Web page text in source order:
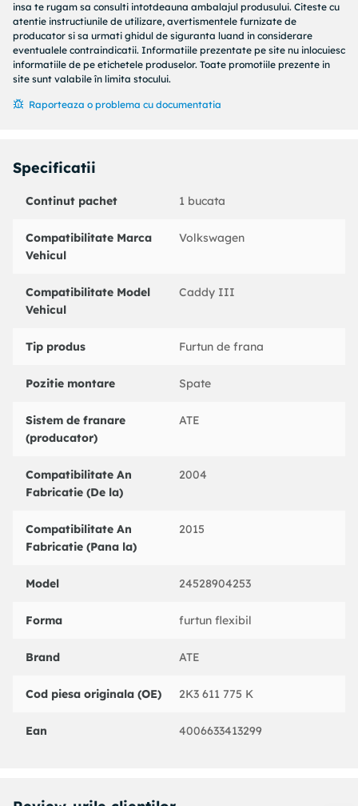
Lungime [mm] : 425
Filet interior 1 [mm] : M10x1
Filet interior 2 [mm] : M10x1
Deschidere cheie : 17
Cod MAPP disponibil :
pt. numar PR : 0E2
Numar bucati necesare : 2
Coduri echivalente:
: 331388
CORTECO : 19036999
NK : 8547143
insa te rugam sa consulti intotdeauna ambalajul produsului. Citeste cu
atentie instructiunile de utilizare, avertismentele furnizate de
producator si sa urmati ghidul de siguranta luand in considerare
eventualele contraindicatii. Informatiile prezentate pe site nu inlocuiesc
informatiile de pe etichetele produselor. Toate promotiile prezente in
site sunt valabile în limita stocului.
Raporteaza o problema cu documentatia
Specificatii
Continut pachet 1 bucata
Compatibilitate Marca
Vehicul
Volkswagen
Compatibilitate Model
Vehicul
Caddy III
Tip produs Furtun de frana
Pozitie montare Spate
Sistem de franare
(producator)
ATE
Compatibilitate An
Fabricatie (De la)
2004
Compatibilitate An
Fabricatie (Pana la)
2015
Model 24528904253
Forma furtun flexibil
Brand ATE
Cod piesa originala (OE) 2K3 611 775 K
Ean 4006633413299